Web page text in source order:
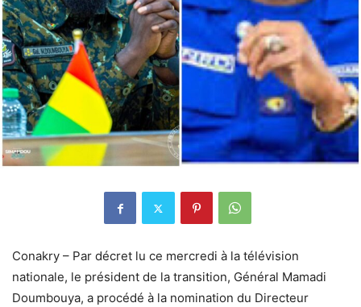
Conakry – Par décret lu ce mercredi à la télévision
nationale, le président de la transition, Général Mamadi
Doumbouya, a procédé à la nomination du Directeur